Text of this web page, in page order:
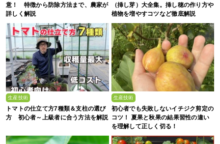
意！ 特徴から防除方法まで、農家が
詳しく解説
（挿し芽）大全集。挿し穂の作り方や
植物を増やすコツなど徹底解説
生産技術
トマトの仕立て方7種類＆支柱の選び
方 初心者～上級者に合う方法を解説
生産技術
初心者でも失敗しないイチジク剪定の
コツ！ 夏果と秋果の結果習性の違い
を理解して正しく切る！